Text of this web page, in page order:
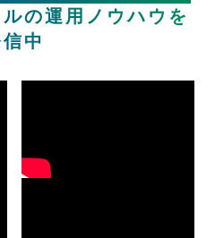
の運用ノウハウを
中